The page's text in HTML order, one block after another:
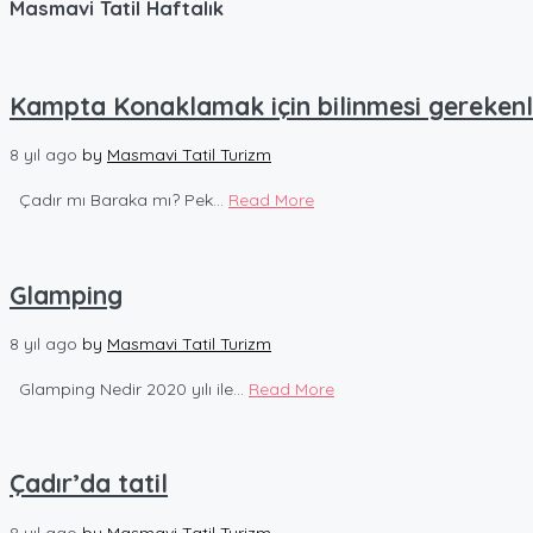
Masmavi Tatil Haftalık
Kampta Konaklamak için bilinmesi
8 yıl ago by Masmavi Tatil Turizm
Çadır mı Baraka mı? Pek... Read More
Glamping
8 yıl ago by Masmavi Tatil Turizm
Glamping Nedir 2020 yılı ile... Read More
Çadır’da tatil